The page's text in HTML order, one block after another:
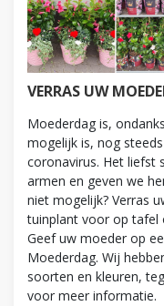
VERRAS UW
Moederdag is,
mogelijk is, nog
coronavirus. Het liefst
armen en geven we
niet mogelijk? Verras
tuinplant voor op tafel
Geef uw moeder op
Moederdag. Wij
soorten en kleuren,
voor meer informatie.